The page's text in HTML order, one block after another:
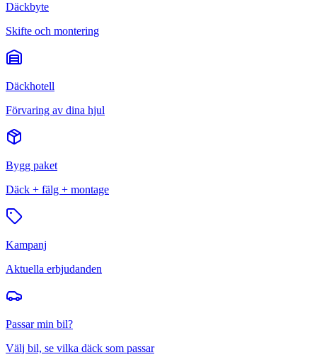
Däckbyte
Skifte och montering
Däckhotell
Förvaring av dina hjul
Bygg paket
Däck + fälg + montage
Kampanj
Aktuella erbjudanden
Passar min bil?
Välj bil, se vilka däck som passar